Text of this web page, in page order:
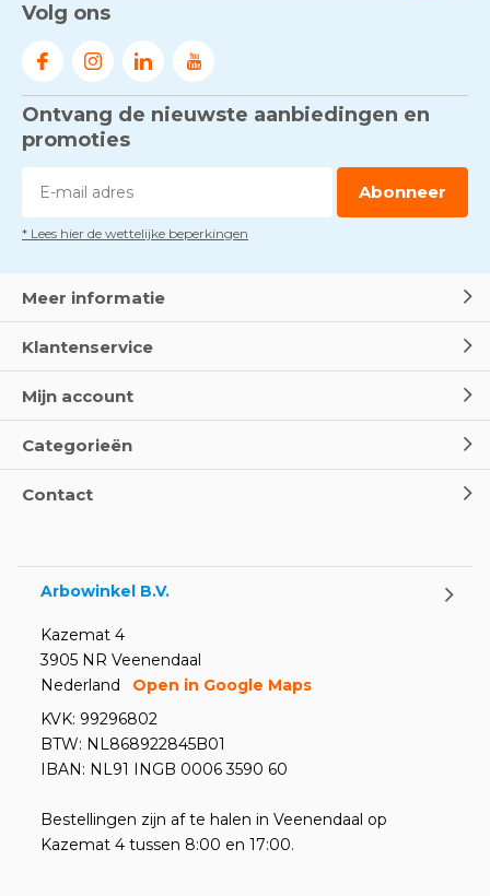
Volg ons
Ontvang de nieuwste aanbiedingen en
promoties
Abonneer
* Lees hier de wettelijke beperkingen
Meer informatie
Klantenservice
Mijn account
Categorieën
Contact
Arbowinkel B.V.
Kazemat 4
3905 NR Veenendaal
Nederland
Open in Google Maps
KVK: 99296802
BTW: NL868922845B01
IBAN: NL91 INGB 0006 3590 60
Bestellingen zijn af te halen in Veenendaal op
Kazemat 4 tussen 8:00 en 17:00.